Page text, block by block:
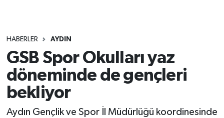
HABERLER AYDIN
GSB Spor Okulları yaz
döneminde de gençleri
bekliyor
Aydın Gençlik ve Spor İl Müdürlüğü koordinesinde
Tüm Manşetler
Son Dakika Haberleri
Haber Arşivi